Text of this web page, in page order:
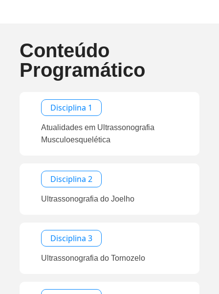
Conteúdo
Programático
Disciplina 1
Atualidades em Ultrassonografia
Musculoesquelética
Disciplina 2
Ultrassonografia do Joelho
Disciplina 3
Ultrassonografia do Tornozelo